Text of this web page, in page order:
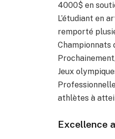
4000$ en
L’étudiant en
remporté
Championnats
Jeux
athlètes à
Excellence